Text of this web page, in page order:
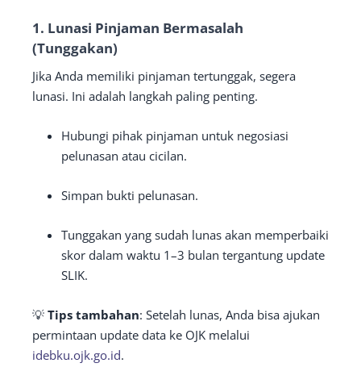
1. Lunasi Pinjaman Bermasalah
(Tunggakan)
Jika Anda memiliki pinjaman tertunggak, segera
lunasi. Ini adalah langkah paling penting.
Hubungi pihak pinjaman untuk negosiasi
pelunasan atau cicilan.
Simpan bukti pelunasan.
Tunggakan yang sudah lunas akan memperbaiki
skor dalam waktu 1–3 bulan tergantung update
SLIK.
💡 Tips tambahan: Setelah lunas, Anda bisa ajukan
permintaan update data ke OJK melalui
idebku.ojk.go.id.